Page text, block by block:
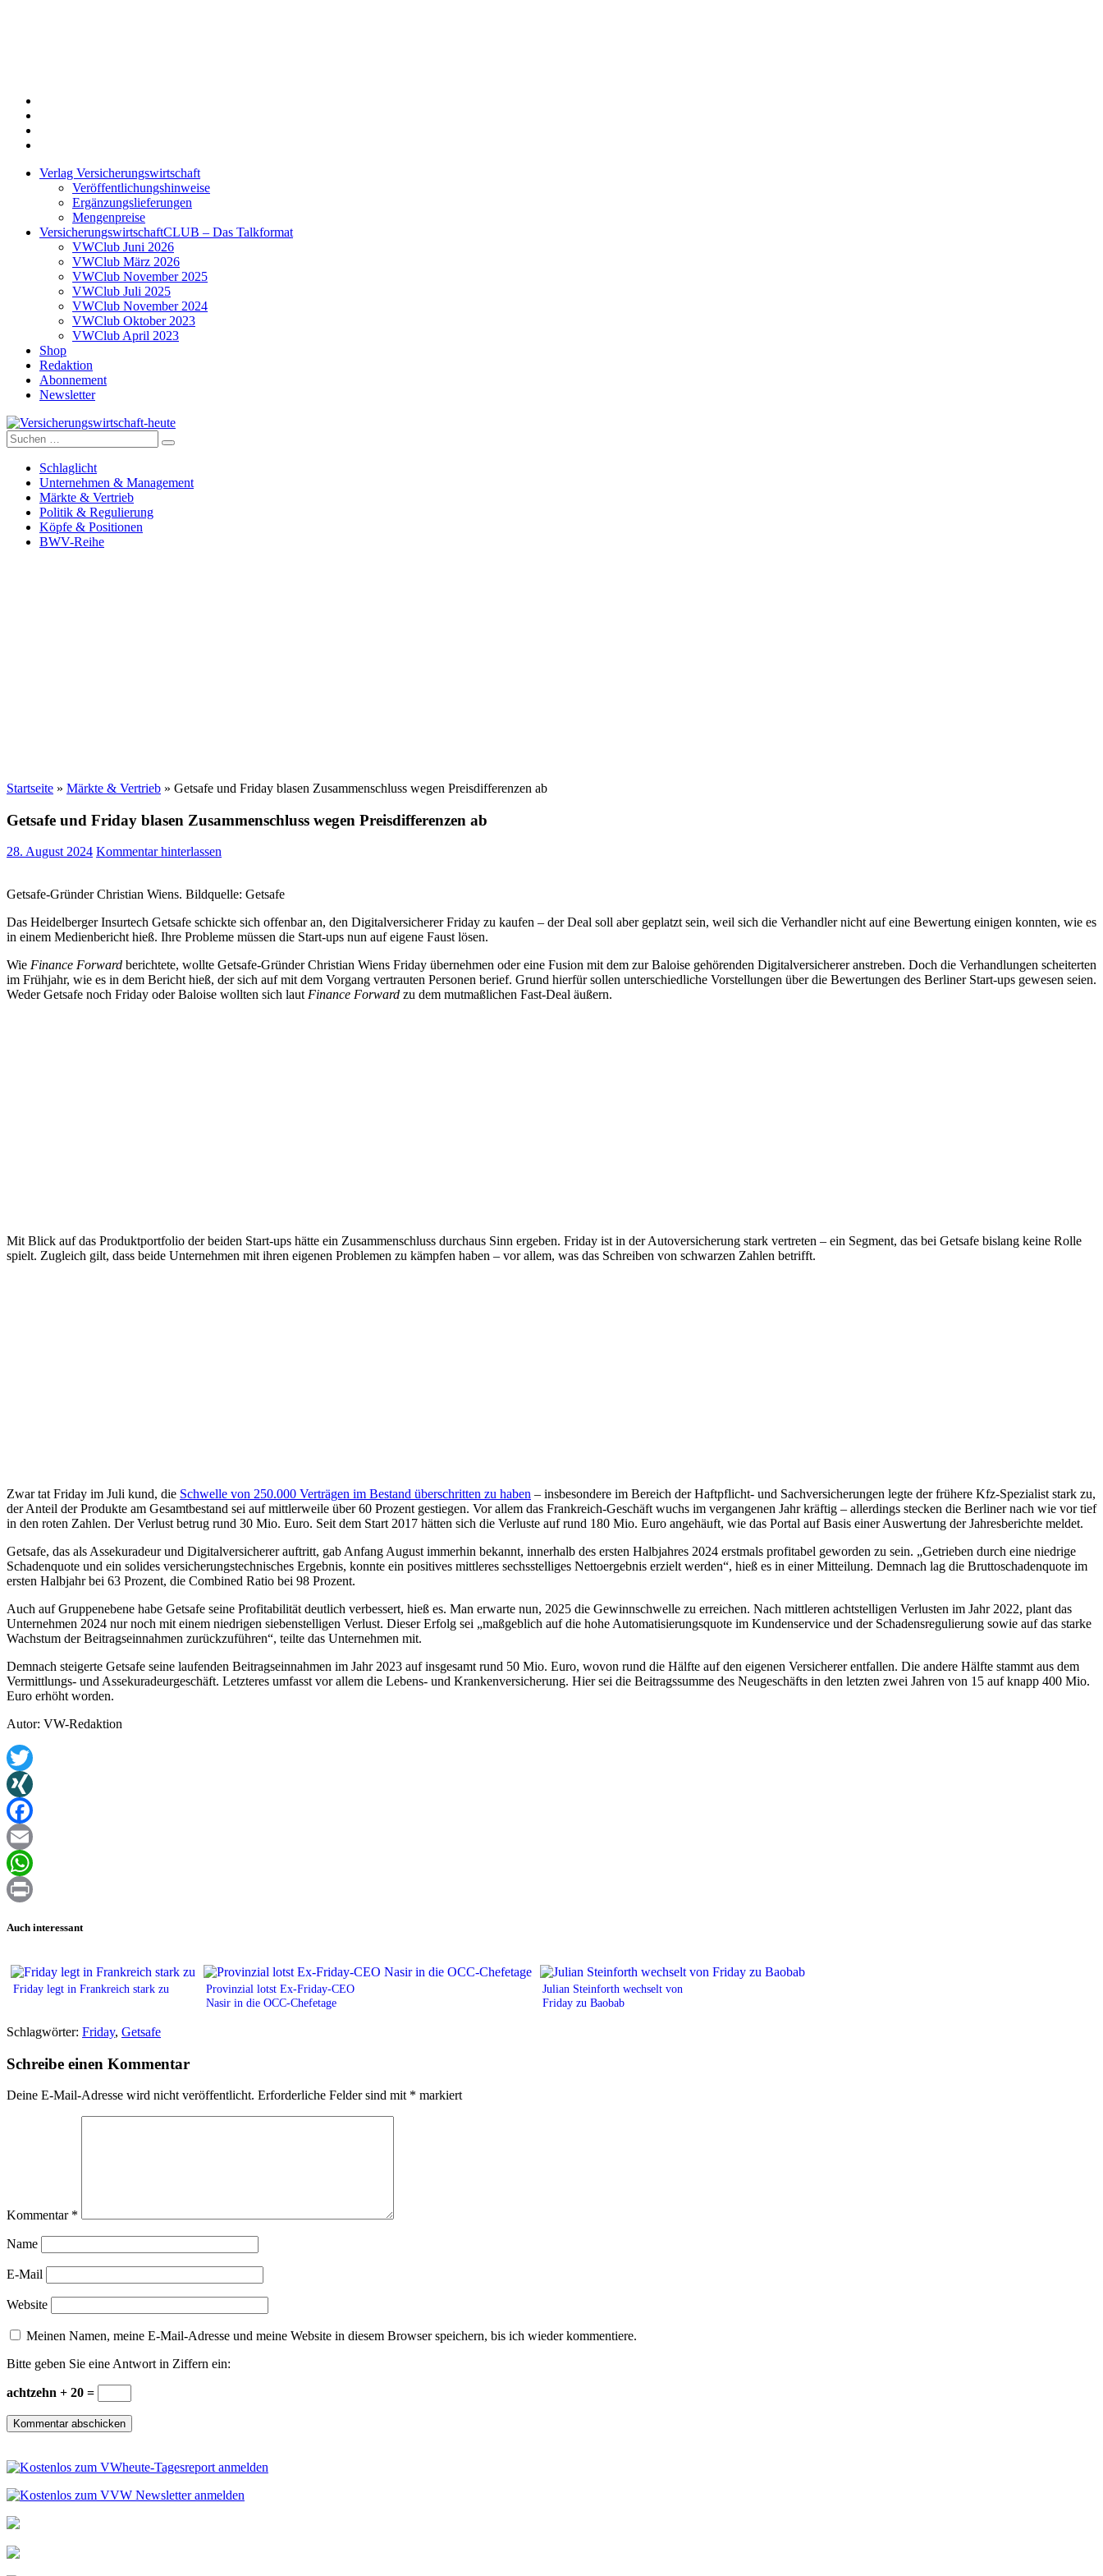
Verlag Versicherungswirtschaft
Veröffentlichungshinweise
Ergänzungslieferungen
Mengenpreise
VersicherungswirtschaftCLUB – Das Talkformat
VWClub Juni 2026
VWClub März 2026
VWClub November 2025
VWClub Juli 2025
VWClub November 2024
VWClub Oktober 2023
VWClub April 2023
Shop
Redaktion
Abonnement
Newsletter
Versicherungswirtschaft-heute
Suche
nach:
Schlaglicht
Unternehmen & Management
Märkte & Vertrieb
Politik & Regulierung
Köpfe & Positionen
BWV-Reihe
Startseite » Märkte & Vertrieb » Getsafe und Friday blasen Zusammenschluss wegen Preisdifferenzen ab
Getsafe und Friday blasen Zusammenschluss wegen Preisdifferenzen ab
28. August 2024 Kommentar hinterlassen
Getsafe-Gründer Christian Wiens. Bildquelle: Getsafe
Das Heidelberger Insurtech Getsafe schickte sich offenbar an, den Digitalversicherer Friday zu kaufen – der Deal soll aber geplatzt sein, weil sich die Verhandler nicht auf eine Bewertung einigen konnten, wie es
in einem Medienbericht hieß. Ihre Probleme müssen die Start-ups nun auf eigene Faust lösen.
Wie Finance Forward berichtete, wollte Getsafe-Gründer Christian Wiens Friday übernehmen oder eine Fusion mit dem zur Baloise gehörenden Digitalversicherer anstreben. Doch die Verhandlungen scheiterten
im Frühjahr, wie es in dem Bericht hieß, der sich auf mit dem Vorgang vertrauten Personen berief. Grund hierfür sollen unterschiedliche Vorstellungen über die Bewertungen des Berliner Start-ups gewesen seien.
Weder Getsafe noch Friday oder Baloise wollten sich lautFinance Forward zu dem mutmaßlichen Fast-Deal äußern.
Mit Blick auf das Produktportfolio der beiden Start-ups hätte ein Zusammenschluss durchaus Sinn ergeben. Friday ist in der Autoversicherung stark vertreten – ein Segment, das bei Getsafe bislang keine Rolle
spielt. Zugleich gilt, dass beide Unternehmen mit ihren eigenen Problemen zu kämpfen haben – vor allem, was das Schreiben von schwarzen Zahlen betrifft.
Zwar tat Friday im Juli kund, die Schwelle von 250.000 Verträgen im Bestand überschritten zu haben – insbesondere im Bereich der Haftpflicht- und Sachversicherungen legte der frühere Kfz-Spezialist stark zu,
der Anteil der Produkte am Gesamtbestand sei auf mittlerweile über 60 Prozent gestiegen. Vor allem das Frankreich-Geschäft wuchs im vergangenen Jahr kräftig – allerdings stecken die Berliner nach wie vor tief
in den roten Zahlen. Der Verlust betrug rund 30 Mio. Euro. Seit dem Start 2017 hätten sich die Verluste auf rund 180 Mio. Euro angehäuft, wie das Portal auf Basis einer Auswertung der Jahresberichte meldet.
Getsafe, das als Assekuradeur und Digitalversicherer auftritt, gab Anfang August immerhin bekannt, innerhalb des ersten Halbjahres 2024 erstmals profitabel geworden zu sein. „Getrieben durch eine niedrige
Schadenquote und ein solides versicherungstechnisches Ergebnis, konnte ein positives mittleres sechsstelliges Nettoergebnis erzielt werden“, hieß es in einer Mitteilung. Demnach lag die Bruttoschadenquote im
ersten Halbjahr bei 63 Prozent, die Combined Ratio bei 98 Prozent.
Auch auf Gruppenebene habe Getsafe seine Profitabilität deutlich verbessert, hieß es. Man erwarte nun, 2025 die Gewinnschwelle zu erreichen. Nach mittleren achtstelligen Verlusten im Jahr 2022, plant das
Unternehmen 2024 nur noch mit einem niedrigen siebenstelligen Verlust. Dieser Erfolg sei „maßgeblich auf die hohe Automatisierungsquote im Kundenservice und der Schadensregulierung sowie auf das starke
Wachstum der Beitragseinnahmen zurückzuführen“, teilte das Unternehmen mit.
Demnach steigerte Getsafe seine laufenden Beitragseinnahmen im Jahr 2023 auf insgesamt rund 50 Mio. Euro, wovon rund die Hälfte auf den eigenen Versicherer entfallen. Die andere Hälfte stammt aus dem
Vermittlungs- und Assekuradeurgeschäft. Letzteres umfasst vor allem die Lebens- und Krankenversicherung. Hier sei die Beitragssumme des Neugeschäfts in den letzten zwei Jahren von 15 auf knapp 400 Mio.
Euro erhöht worden.
Autor: VW-Redaktion
Twitter
XING
Facebook
Email
WhatsApp
Auch interessant
Friday legt in Frankreich stark zu
Provinzial lotst Ex-Friday-CEO
Nasir in die OCC-Chefetage
Julian Steinforth wechselt von
Friday zu Baobab
Schlagwörter: Friday, Getsafe
Schreibe einen Kommentar
Deine E-Mail-Adresse wird nicht veröffentlicht. Erforderliche Felder sind mit * markiert
Kommentar *
Name
E-Mail
Website
Meinen Namen, meine E-Mail-Adresse und meine Website in diesem Browser speichern, bis ich wieder kommentiere.
Bitte geben Sie eine Antwort in Ziffern ein:
achtzehn + 20 =